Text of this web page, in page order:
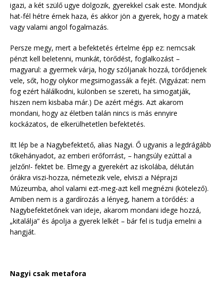
igazi, a két szülő ugye dolgozik, gyerekkel csak este. Mondjuk
hat-fél hétre érnek haza, és akkor jön a gyerek, hogy a matek
vagy valami angol fogalmazás.
Persze megy, mert a befektetés értelme épp ez: nemcsak
pénzt kell beletenni, munkát, törődést, foglalkozást –
magyarul: a gyermek várja, hogy szóljanak hozzá, törődjenek
vele, sőt, hogy olykor megsimogassák a fejét. (Vigyázat: nem
fog ezért hálálkodni, különben se szereti, ha simogatják,
hiszen nem kisbaba már.) De azért mégis. Azt akarom
mondani, hogy az életben talán nincs is más ennyire
kockázatos, de elkerülhetetlen befektetés.
Itt lép be a Nagybefektető, alias Nagyi. Ő ugyanis a legdrágább
tőkehányadot, az emberi erőforrást, – hangsúly ezúttal a
jelzőn!- fektet be. Elmegy a gyerekért az iskolába, délután
órákra viszi-hozza, németezik vele, elviszi a Néprajzi
Múzeumba, ahol valami ezt-meg-azt kell megnézni (kötelező).
Amiben nem is a gardírozás a lényeg, hanem a törődés: a
Nagybefektetőnek van ideje, akarom mondani idege hozzá,
„kitalálja” és ápolja a gyerek lelkét – bár fel is tudja emelni a
hangját.
Nagyi csak metafora